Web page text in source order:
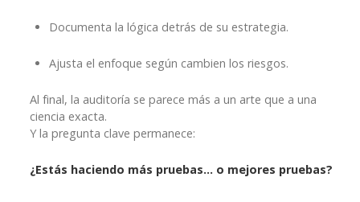
Documenta la lógica detrás de su estrategia.
Ajusta el enfoque según cambien los riesgos.
Al final, la auditoría se parece más a un arte que a una
ciencia exacta.
Y la pregunta clave permanece:
¿Estás haciendo más pruebas… o mejores pruebas?